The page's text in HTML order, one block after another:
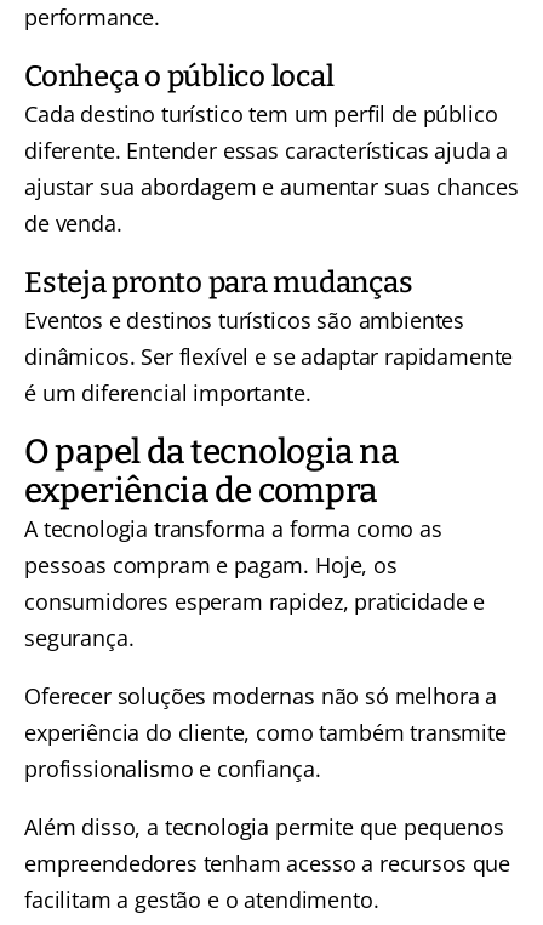
performance.
Conheça o público local
Cada destino turístico tem um perfil de público
diferente. Entender essas características ajuda a
ajustar sua abordagem e aumentar suas chances
de venda.
Esteja pronto para mudanças
Eventos e destinos turísticos são ambientes
dinâmicos. Ser flexível e se adaptar rapidamente
é um diferencial importante.
O papel da tecnologia na
experiência de compra
A tecnologia transforma a forma como as
pessoas compram e pagam. Hoje, os
consumidores esperam rapidez, praticidade e
segurança.
Oferecer soluções modernas não só melhora a
experiência do cliente, como também transmite
profissionalismo e confiança.
Além disso, a tecnologia permite que pequenos
empreendedores tenham acesso a recursos que
facilitam a gestão e o atendimento.